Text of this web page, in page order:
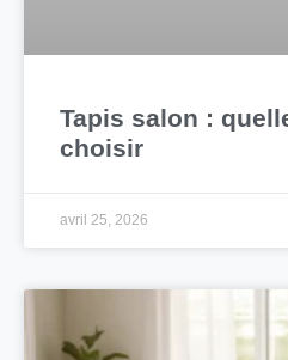
Tapis salon :
choisir
avril 25, 2026